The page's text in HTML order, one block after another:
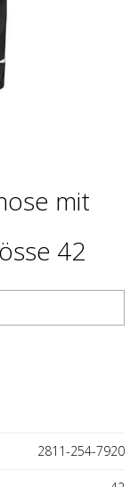
mit
42
2811-254-7920